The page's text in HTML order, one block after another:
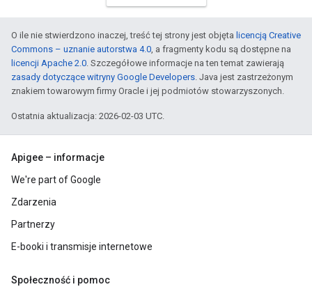
O ile nie stwierdzono inaczej, treść tej strony jest objęta licencją Creative
Commons – uznanie autorstwa 4.0, a fragmenty kodu są dostępne na
licencji Apache 2.0. Szczegółowe informacje na ten temat zawierają
zasady dotyczące witryny Google Developers. Java jest zastrzeżonym
znakiem towarowym firmy Oracle i jej podmiotów stowarzyszonych.
Ostatnia aktualizacja: 2026-02-03 UTC.
Apigee – informacje
We're part of Google
Zdarzenia
Partnerzy
E-booki i transmisje internetowe
Społeczność i pomoc